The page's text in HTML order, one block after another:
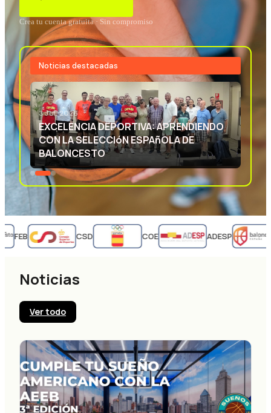
Crea tu cuenta gratuita · Sin compromiso
Noticias destacadas
3 JUL 2026
EXCELENCIA DEPORTIVA: APRENDIENDO
CON LA SELECCIóN ESPAñOLA DE
BALONCESTO
FEB CSD COE ADESP
Noticias
Ver todo